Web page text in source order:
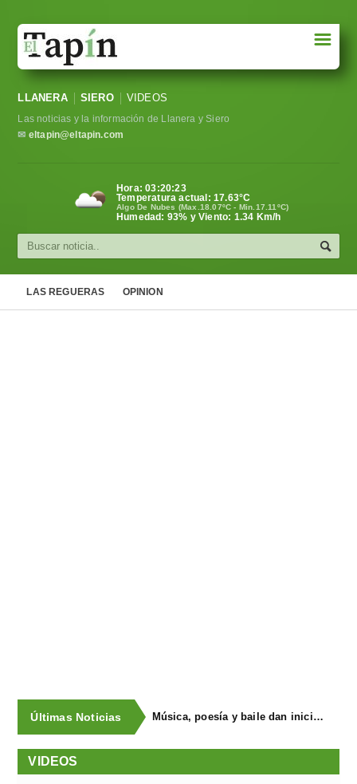
Sociedad
Política
Cultura
☰
LLANERA SIERO VIDEOS
Las noticias y la información de Llanera y Siero
✉ eltapin@eltapin.com
Hora:03:20:24
Temperatura actual: 17.63°C
Algo De Nubes (Max.18.07ºC - Min.17.11ºC)
Humedad: 93% y Viento: 1.34 Km/h
LAS REGUERAS OPINION
Últimas Noticias Música, poesía y baile dan inicio al “Filandón na Seronda” en Llanera
VIDEOS